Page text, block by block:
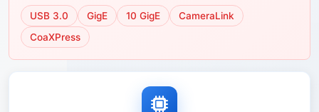
USB 3.0 GigE 10 GigE
CameraLink
CoaXPress